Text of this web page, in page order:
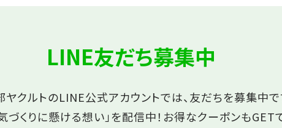
LINE友だち募集中
クルトのLINE公式アカウントでは、友だちを募集中です
くりに懸ける想い」を配信中！ お得なクーポンもGETで